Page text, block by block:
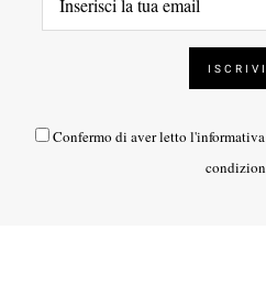
Confermo di aver letto l'